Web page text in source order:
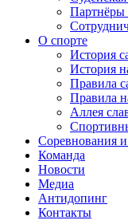
Партнёры
О спорте
История
История
Правила
Правила
Аллея
Соревнования и
Команда
Новости
Медиа
Антидопинг
Контакты